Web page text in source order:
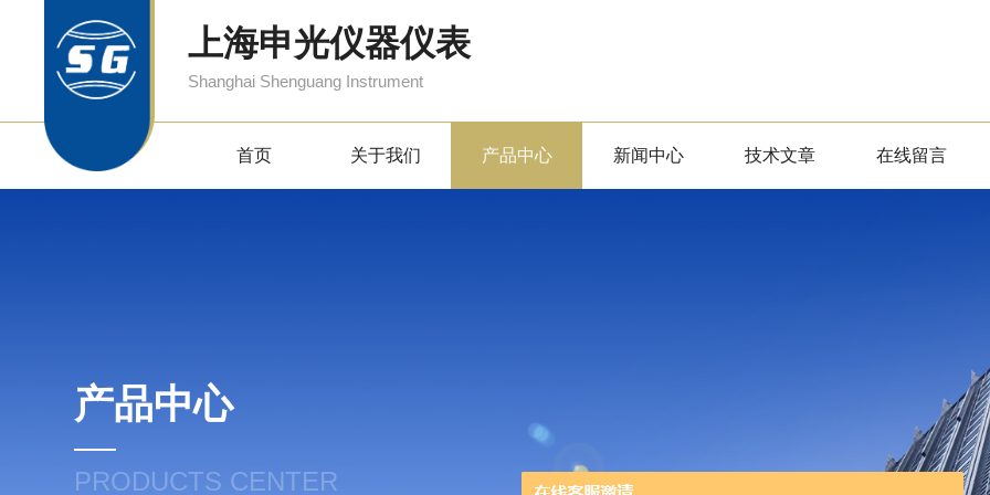
上海申光仪器仪表
Shanghai Shenguang Instrument
首页 关于我们 产品中心 新闻中心 技术文章 在线留言
产品中心
PRODUCTS CENTER